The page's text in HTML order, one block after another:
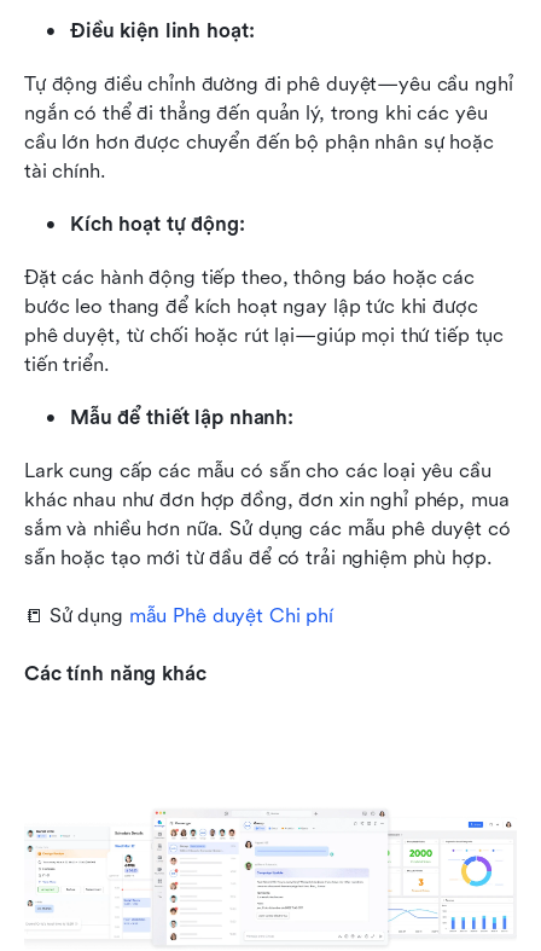
Điều kiện linh hoạt:
Tự động điều chỉnh đường đi phê duyệt—yêu cầu nghỉ
ngắn có thể đi thẳng đến quản lý, trong khi các yêu
cầu lớn hơn được chuyển đến bộ phận nhân sự hoặc
tài chính.
Kích hoạt tự động:
Đặt các hành động tiếp theo, thông báo hoặc các
bước leo thang để kích hoạt ngay lập tức khi được
phê duyệt, từ chối hoặc rút lại—giúp mọi thứ tiếp tục
tiến triển.
Mẫu để thiết lập nhanh:
Lark cung cấp các mẫu có sẵn cho các loại yêu cầu
khác nhau như đơn hợp đồng, đơn xin nghỉ phép, mua
sắm và nhiều hơn nữa. Sử dụng các mẫu phê duyệt có
sẵn hoặc tạo mới từ đầu để có trải nghiệm phù hợp.
📒 Sử dụng mẫu Phê duyệt Chi phí
Các tính năng khác